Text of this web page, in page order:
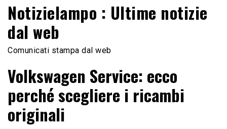
Notizielampo : Ultime notizie
dal web
Comunicati stampa dal web
Volkswagen Service: ecco
perché scegliere i ricambi
originali